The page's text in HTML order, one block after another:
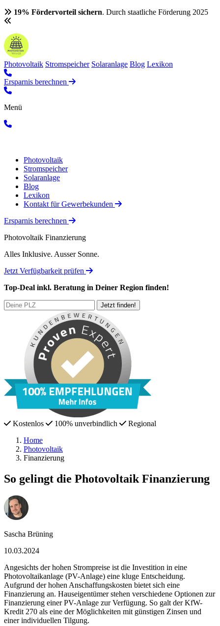
19% Fördervorteil sichern. Durch staatliche Förderung 2025
Photovoltaik Stromspeicher Solaranlage Blog Lexikon
Ersparnis berechnen
Menü
Photovoltaik
Stromspeicher
Solaranlage
Blog
Lexikon
Kontakt für Gewerbekunden
Ersparnis berechnen
Photovoltaik Finanzierung
Alles Inklusive. Ausser Sonne.
Jetzt Verfügbarkeit prüfen
Top-Deal inkl. Beratung in Deiner Region finden!
Kostenlos 100% unverbindlich
Regional
Home
Photovoltaik
Finanzierung
So gelingt die Photovoltaik Finanzierung
Sascha Brüning
10.03.2024
Angesichts der hohen Strompreise ist die Investition in eine
Photovoltaikanlage (PV-Anlage) eine kluge Entscheidung.
Aufgrund der hohen Anschaffungskosten bietet sich eine
Finanzierung an. Hauseigentümer stehen verschiedene Optionen zur
Finanzierung einer PV-Anlage zur Verfügung. So galt der KfW-
Kredit 270 als eine der Möglichkeiten mit günstigen Zinsen und
einer individuellen Tilgung.